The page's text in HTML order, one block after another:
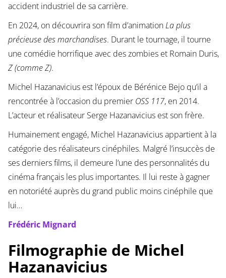
accident industriel de sa carrière.
En 2024, on découvrira son film d’animationLa plus
précieuse des marchandises. Durant le tournage, il tourne
une comédie horrifique avec des zombies et Romain Duris,
Z (comme Z).
Michel Hazanavicius est l’époux de Bérénice Bejo qu’il a
rencontrée à l’occasion du premier OSS 117, en 2014.
L’acteur et réalisateur Serge Hazanavicius est son frère.
Humainement engagé, Michel Hazanavicius appartient à la
catégorie des réalisateurs cinéphiles. Malgré l’insuccès de
ses derniers films, il demeure l’une des personnalités du
cinéma français les plus importantes. Il lui reste à gagner
en notoriété auprès du grand public moins cinéphile que
lui…
Frédéric Mignard
Filmographie de Michel
Hazanavicius